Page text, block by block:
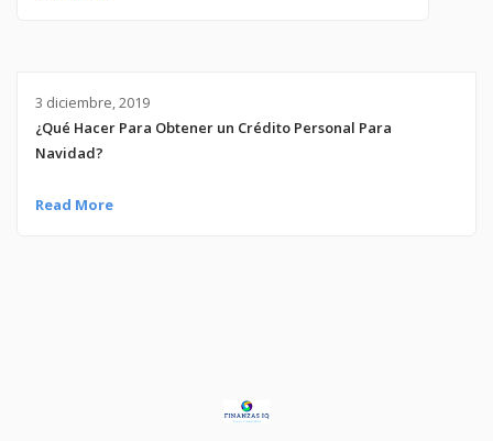
3 diciembre, 2019
¿Qué Hacer Para Obtener un Crédito Personal Para
Navidad?
Read More